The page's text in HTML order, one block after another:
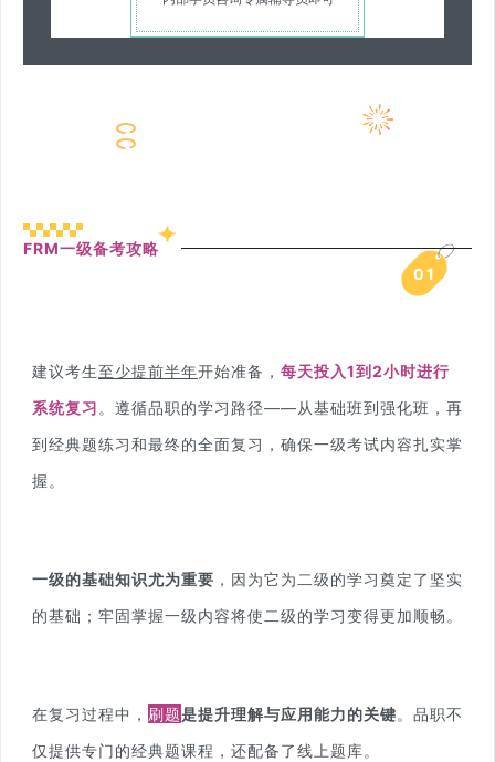
25年FRM一级、二级备考攻略
FRM一级备考攻略
01
建议考生至少提前半年开始准备， 每天投入1到2小时进行
系统复习 。遵循品职的学习路径——从基础班到强化班，再
到经典题练习和最终的全面复习，确保一级考试内容扎实掌
握。
一级的基础知识尤为重要 ，因为它为二级的学习奠定了坚实
的基础；牢固掌握一级内容将使二级的学习变得更加顺畅。
在复习过程中， 刷题是提升理解与应用能力的关键。品职不
仅提供专门的经典题课程，还配备了线上题库。